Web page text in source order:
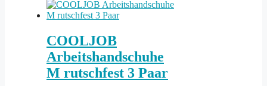
COOLJOB
Arbeitshandschuhe
M rutschfest 3 Paar